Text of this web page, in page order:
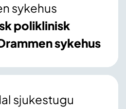
sykehus
poliklinisk
sykehus
sjukestugu